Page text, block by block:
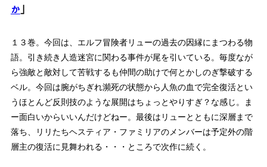
か
１３巻。今回は、エルフ冒険者リューの過去の因縁にまつわる物
語。引き続き人造迷宮に関わる事件が尾を引いている。毎度なが
ら強敵と敵対して苦戦するも仲間の助けで何とかしのぎ撃破する
ベル。今回は腕がちぎれ瀕死の状態から人魚の血で完全復活とい
うほとんど反則技のような展開はちょっとやりすぎ？な感じ。ま
ー面白いからいいんだけどねー。最後はリューとともに深層まで
落ち、リリたちヘスティア・ファミリアのメンバーは予定外の階
層主の復活に見舞われる・・・ところで次作に続く。